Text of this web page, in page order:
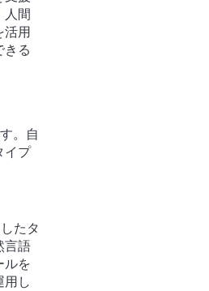
人間
用
きる
。自
イプ
たタ
言語
ルを
用し